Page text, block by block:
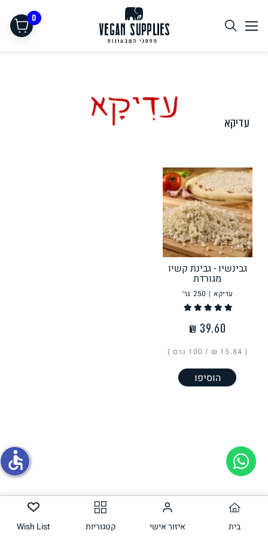
0
עדיקא
גבינשיו - גבינת קשיו
מגורדת
250 גר׳ | עדיקא
( ‏15.84 ₪ / 100 גרם )
הוסיפו
בית איזור אישי קטגוריות Wish List
accessible